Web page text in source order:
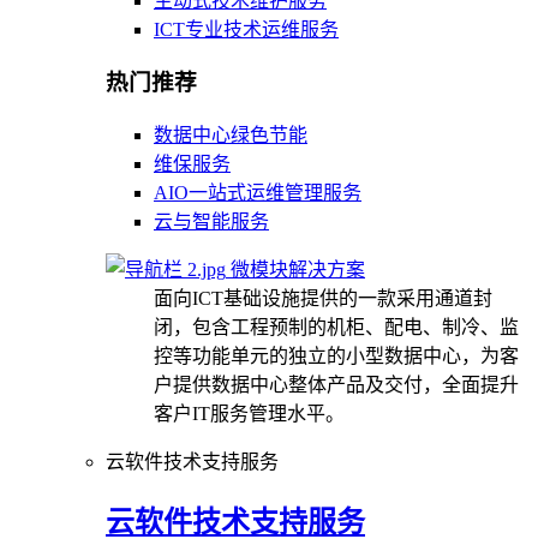
ICT专业技术运维服务
热门推荐
数据中心绿色节能
维保服务
AIO一站式运维管理服务
云与智能服务
微模块解决方案
面向ICT基础设施提供的一款采用通道封
闭，包含工程预制的机柜、配电、制冷、监
控等功能单元的独立的小型数据中心，为客
户提供数据中心整体产品及交付，全面提升
客户IT服务管理水平。
云软件技术支持服务
云软件技术支持服务